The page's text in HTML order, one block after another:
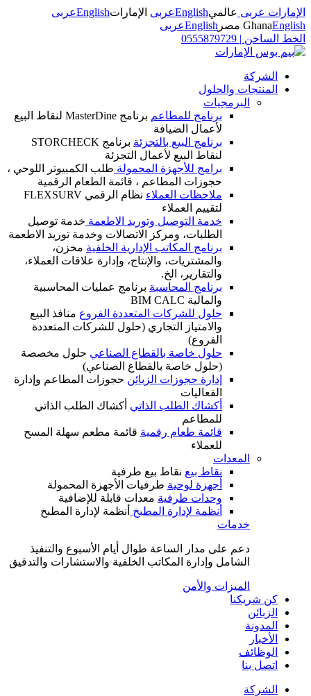
الإمارات عربى عالميEnglishعربى الإماراتEnglishعربى
GhanaEnglish مصر Englishعربى
الخط الساخن |
0555879729
الشركة
المنتجات والحلول
البرمجيات
برنامج للمطاعم
برنامج MasterDine لنقاط البيع
لأعمال الضيافة
برنامج البيع بالتجزئة
برنامج STORCHECK
لنقاط البيع لأعمال التجزئة
برامج للأجهزة المحمولة طلب الكمبيوتر اللوحي ،
حجوزات المطاعم ، قائمة الطعام الرقمية
ملاحظات العملاء
نظام الرقمي FLEXSURV
لتقييم العملاء
خدمة التوصيل وتوريد الاطعمة خدمة توصيل
الطلبات، ومركز الاتصالات وخدمة توريد الاطعمة
برنامج المكاتب الإدارية الخلفية مخزن،
والمشتريات، والإنتاج، وإدارة علاقات العملاء،
والتقارير، الخ.
برنامج المحاسبة برنامج عمليات المحاسبية
والمالية BIM CALC
حلول للشركات المتعددة الفروع منافذ البيع
والامتياز التجاري (حلول للشركات المتعددة
الفروع)
حلول خاصة بالقطاع الصناعي حلول مخصصة
(حلول خاصة بالقطاع الصناعي)
إدارة حجوزات الزبائن حجوزات المطاعم وإدارة
الفعاليات
أكشاك الطلب الذاتي أكشاك الطلب الذاتي
للمطاعم
قائمة طعام رقمية قائمة مطعم سهلة المسح
للعملاء
المعدات
نقاط بيع نقاط بيع طرفية
أجهزة لوحية طرفيات الأجهزة المحمولة
وحدات طرفية معدات قابلة للإضافية
أنظمة لإدارة المطبخ أنظمة لإدارة المطبخ
خدمات
دعم على مدار الساعة طوال أيام الأسبوع والتنفيذ
الشامل وإدارة المكاتب الخلفية والاستشارات والتدقيق
الميزات والأمن
كن شريكنا
الزبائن
المدونة
الأخبار
الوظائف
اتصل بنا
الشركة